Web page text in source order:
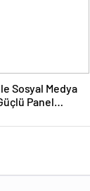
Sosyal Medya
Panel